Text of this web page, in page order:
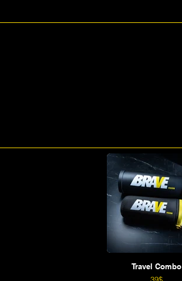
Travel Combo